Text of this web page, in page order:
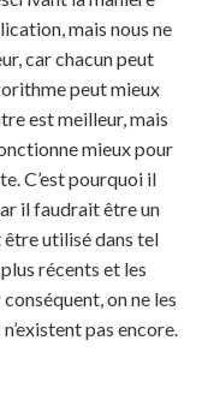
mais nous ne
car chacun peut
peut mieux
est meilleur, mais
mieux pour
C’est pourquoi il
il faudrait être un
utilisé dans tel
récents et les
on ne les
pas encore.